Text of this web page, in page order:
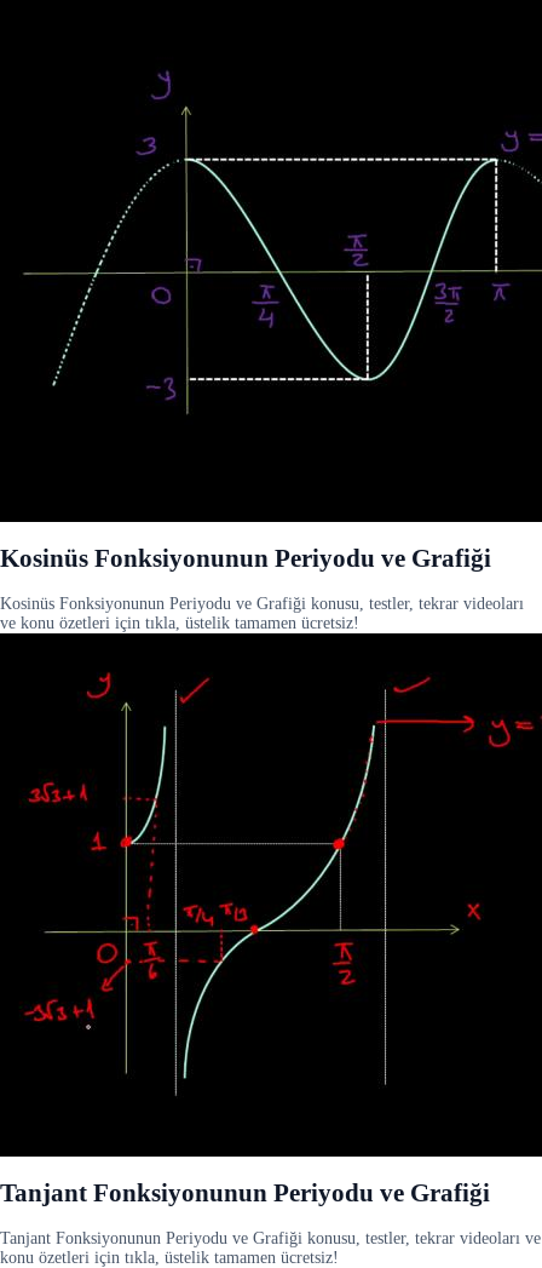
Kosinüs Fonksiyonunun Periyodu ve Grafiği
Kosinüs Fonksiyonunun Periyodu ve Grafiği konusu, testler, tekrar videoları
ve konu özetleri için tıkla, üstelik tamamen ücretsiz!
Tanjant Fonksiyonunun Periyodu ve Grafiği
Tanjant Fonksiyonunun Periyodu ve Grafiği konusu, testler, tekrar videoları ve
konu özetleri için tıkla, üstelik tamamen ücretsiz!